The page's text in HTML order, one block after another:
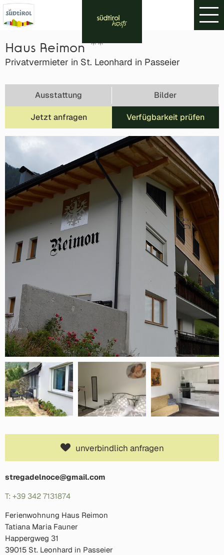
Haus Reimon
Privatvermieter in St. Leonhard in Passeier
Ausstattung Bilder
Jetzt anfragen Verfügbarkeit prüfen
unverbindlich anfragen
stregadelnoce@gmail.com
T: +39 342 7131874
Ferienwohnung Haus Reimon
Tatiana Maria Fauner
Happergweg 31
39015 St. Leonhard in Passeier